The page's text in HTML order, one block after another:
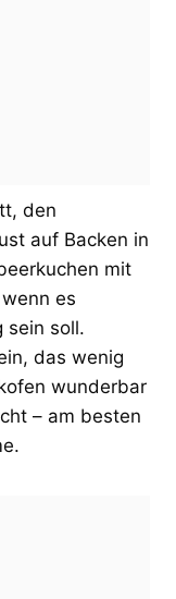
den
auf Backen in
mit
es
sein soll.
das wenig
wunderbar
– am besten